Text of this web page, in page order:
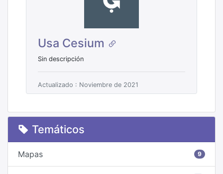
Usa Cesium
Sin descripción
Actualizado : Noviembre de 2021
Temáticos
Mapas 9